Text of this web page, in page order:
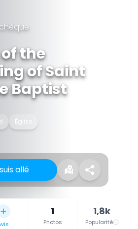
the
of Saint
Baptist
Église
allé
1
Photos
1,8k
Popularité